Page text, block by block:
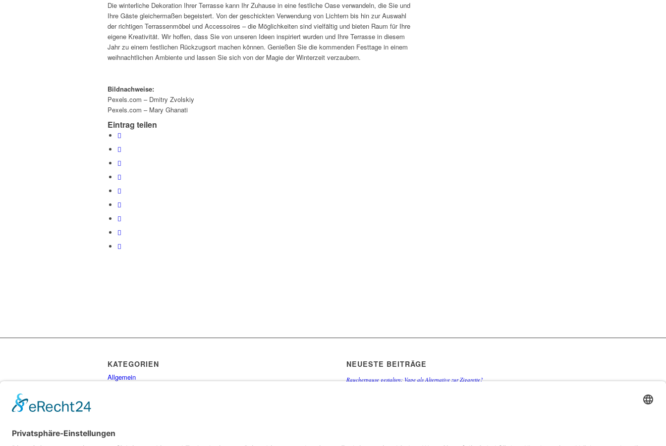
Die winterliche Dekoration Ihrer Terrasse kann Ihr Zuhause in eine festliche Oase verwandeln, die Sie und
Ihre Gäste gleichermaßen begeistert. Von der geschickten Verwendung von Lichtern bis hin zur Auswahl
der richtigen Terrassenmöbel und Accessoires – die Möglichkeiten sind vielfältig und bieten Raum für Ihre
eigene Kreativität. Wir hoffen, dass Sie von unseren Ideen inspiriert wurden und Ihre Terrasse in diesem
Jahr zu einem festlichen Rückzugsort machen können. Genießen Sie die kommenden Festtage in einem
weihnachtlichen Ambiente und lassen Sie sich von der Magie der Winterzeit verzaubern.
Bildnachweise:
Pexels.com – Dmitry Zvolskiy
Pexels.com – Mary Ghanati
Eintrag teilen
KATEGORIEN
Allgemein
NEUESTE BEITRÄGE
Raucherpause gestalten: Vape als Alternative zur Zigarette?